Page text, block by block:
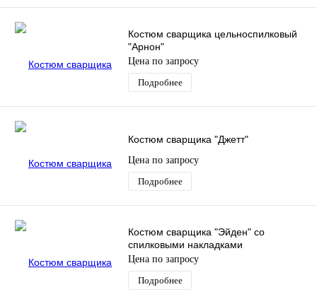
Костюм сварщика цельноспилковый
"Арнон"
Цена по запросу
Подробнее
Костюм сварщика "Джетт"
Цена по запросу
Подробнее
Костюм сварщика "Эйден" со
спилковыми накладками
Цена по запросу
Подробнее